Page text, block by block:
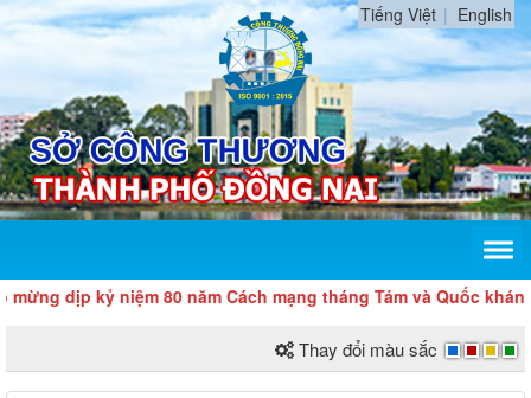
Tiếng Việt English
dịp kỷ niệm 80 năm Cách mạng tháng Tám và Quốc khánh 2/9
Thay đổi màu sắc